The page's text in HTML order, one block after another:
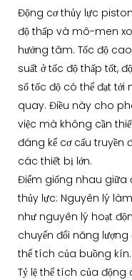
Động cơ thủy lực
độ thấp và mô-men
hướng tâm. Tốc độ
suất ở tốc độ thấp tốt,
số tốc độ có thể đạt
quay. Điều này cho
việc mà không cần
đáng kể cơ cấu truyền
các thiết bị lớn.
Điểm giống nhau giữa
thủy lực: Nguyên lý
như nguyên lý hoạt
chuyển đổi năng
thể tích của buồng kín.
Tỷ lệ thể tích của động